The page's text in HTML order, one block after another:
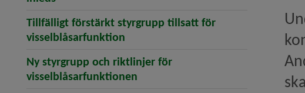
Tillfälligt förstärkt styrgrupp tillsatt för
vissel­blåsar­funktion (öppnar artikeln Tillfälligt förstärkt
Ny styrgrupp och riktlinjer för
visselblåsarfunktionen (öppnar artikeln Ny styrgrupp